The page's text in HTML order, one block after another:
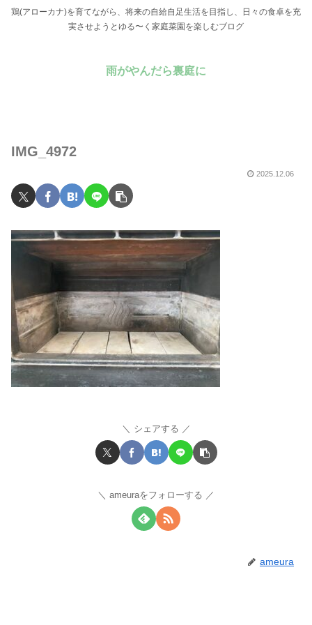
鶏(アローカナ)を育てながら、将来の自給自足生活を目指し、日々の食卓を充
実させようとゆる〜く家庭菜園を楽しむブログ
雨がやんだら裏庭に
IMG_4972
2025.12.06
シェアする
ameuraをフォローする
ameura